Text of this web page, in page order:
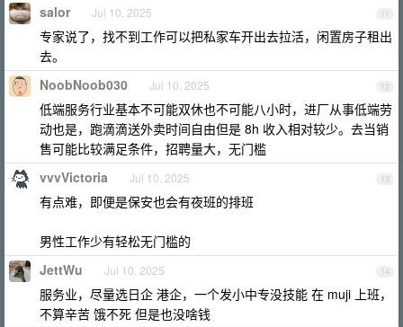
11
salor Jul 10, 2025
专家说了，找不到工作可以把私家车开出去拉活，闲置房子租出
去。
12
NoobNoob030 Jul 10, 2025
低端服务行业基本不可能双休也不可能八小时，进厂从事低端劳
动也是，跑滴滴送外卖时间自由但是 8h 收入相对较少。去当销
售可能比较满足条件，招聘量大，无门槛
13
vvvVictoria Jul 10, 2025
有点难，即便是保安也会有夜班的排班
男性工作少有轻松无门槛的
14
JettWu Jul 10, 2025
服务业，尽量选日企 港企，一个发小中专没技能 在 muji 上班，
不算辛苦 饿不死 但是也没啥钱